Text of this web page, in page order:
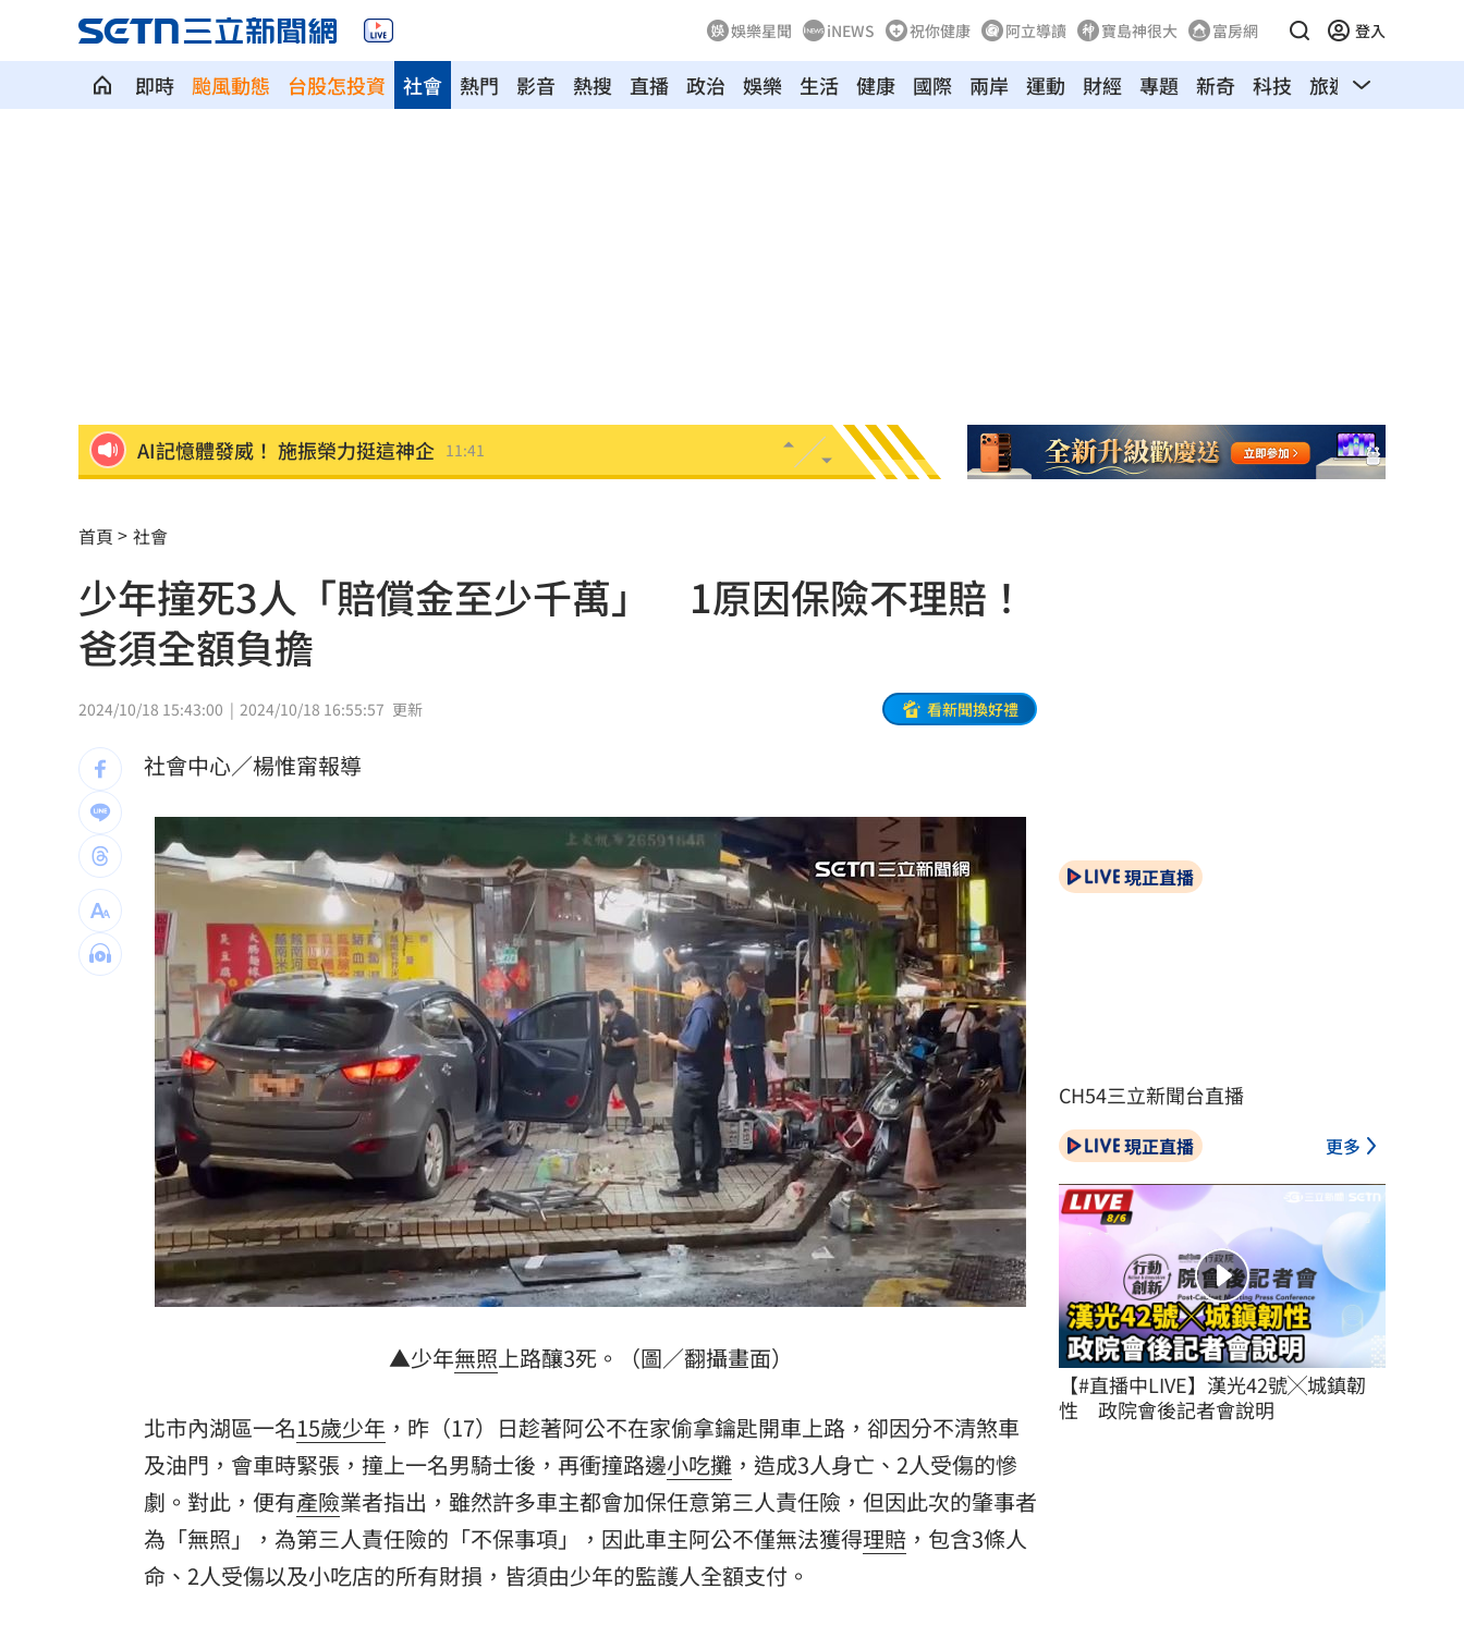
娛樂星聞 iNEWS 祝你健康 阿立導讀 寶島神很大 富房網 登入
即時 颱風動態 台股怎投資 熱門 影音 熱搜 直播 政治
社會 娛樂 生活 健康 國際 兩岸 運動 財經 專題 新奇 科技 旅遊 汽車
AI記憶體發威！ 施振榮力挺這神企 11:41
真相只有一個！劍湖山柯南主題房華麗登場
咳一下就漏尿？醫揭女性尿失禁「4徵兆」 11:38
苦茶油波及 永豐餘揭受騙內幕：仍挺在地
帥哥露胸肌！哄送玉鐲…女子墜愛河結局曝
藍白大刪預算 蔡其昌：癱瘓國家有意義？
88歲翁罰單不繳欠稅7萬 祖產險遭法拍
「央行總裁惱羞成怒」真相曝 阮慕驊怒轟 11:26
傅子純離世2個月 妻淚曝他「最後遺願」 11:26
苗栗離奇命案！26歲男消失16天…死在田裡 11:23
漢光42／跨區增援！契努克、黑鷹兵力投送 11:22
稱中聯未參與下架會議挨批 衛福部:無欺瞞 11:21
記憶體族群狂歡 它告終連4亮紅燈漲停 11:21
台灣彩券開獎直播中 20:31
LIVE三立+24小時直播 15:27
三立iNEWS新聞台線上直播 18:00
市場到酒場料理！可果美蕃茄醬創無限可能 12:00
油品食安事件引關注 挑選保健食品要注意 13:00
酷澎「爸氣父親節」國際官方品牌齊聚 11:00
罕病博士彭士齊 輪椅上的生命覺醒！ 11:00
首頁 社會
少年撞死3人「賠償金至少千萬」 1原因保險不理賠！
爸須全額負擔
2024/10/18 15:43:00 2024/10/18 16:55:57 更新 看新聞換好禮
社會中心／楊惟甯報導
▲少年無照上路釀3死。（圖／翻攝畫面）
北市內湖區一名15歲少年 ，昨（17）日趁著阿公不在家偷拿鑰匙開車上路，卻因分不清煞車
及油門，會車時緊張，撞上一名男騎士後，再衝撞路邊小吃攤 ，造成3人身亡、2人受傷的慘
劇。對此，便有產險業者指出，雖然許多車主都會加保任意第三人責任險，但因此次的肇事者
為「無照」，為第三人責任險的「不保事項」，因此車主阿公不僅無法獲得理賠 ，包含3條人
命、2人受傷以及小吃店的所有財損，皆須由少年的監護人全額支付。
現正直播
CH54三立新聞台直播
現正直播 更多
【#直播中LIVE】漢光42號╳城鎮韌
性　政院會後記者會說明